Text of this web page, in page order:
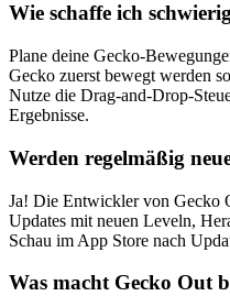
Wie schaffe ich
Plane deine Gecko-
Gecko zuerst bewegt werden
Nutze die Drag-and-Drop-
Ergebnisse.
Werden regelmäßig
Ja! Die Entwickler von Gecko
Updates mit neuen Leveln,
Schau im App Store nach
Was macht Gecko Out